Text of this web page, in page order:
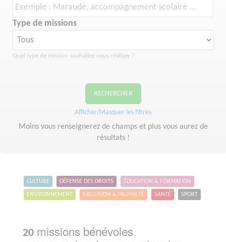
Type de missions
Quel type de mission souhaitez vous réaliser ?
RECHERCHER
Afficher/Masquer les filtres
Moins vous renseignerez de champs et plus vous aurez de
résultats !
CULTURE DÉFENSE DES DROITS ÉDUCATION & FORMATION
ENVIRONNEMENT EXCLUSION & PAUVRETÉ SANTÉ SPORT
20 missions bénévoles